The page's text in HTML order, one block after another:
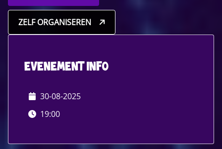
ZELF ORGANISEREN
evenement info
30-08-2025
19:00